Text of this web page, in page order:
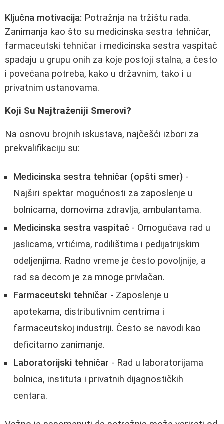
Ključna motivacija: Potražnja na tržištu rada.
Zanimanja kao što su medicinska sestra tehničar,
farmaceutski tehničar i medicinska sestra vaspitač
spadaju u grupu onih za koje postoji stalna, a često
i povećana potreba, kako u državnim, tako i u
privatnim ustanovama.
Koji Su Najtraženiji Smerovi?
Na osnovu brojnih iskustava, najčešći izbori za
prekvalifikaciju su:
Medicinska sestra tehničar (opšti smer) -
Najširi spektar mogućnosti za zaposlenje u
bolnicama, domovima zdravlja, ambulantama.
Medicinska sestra vaspitač - Omogućava rad u
jaslicama, vrtićima, rodilištima i pedijatrijskim
odeljenjima. Radno vreme je često povoljnije, a
rad sa decom je za mnoge privlačan.
Farmaceutski tehničar - Zaposlenje u
apotekama, distributivnim centrima i
farmaceutskoj industriji. Često se navodi kao
deficitarno zanimanje.
Laboratorijski tehničar - Rad u laboratorijama
bolnica, instituta i privatnih dijagnostičkih
centara.